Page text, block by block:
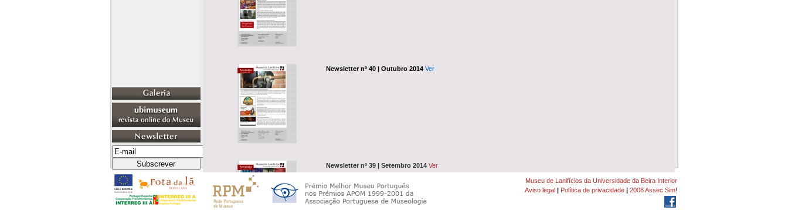
Newsletter nº 40 | Outubro 2014 Ver
Newsletter nº 39 | Setembro 2014 Ver
Museu de Lanifícios da Universidade da Beira Interior
Aviso legal | Política de privacidade | 2008 Assec Sim!